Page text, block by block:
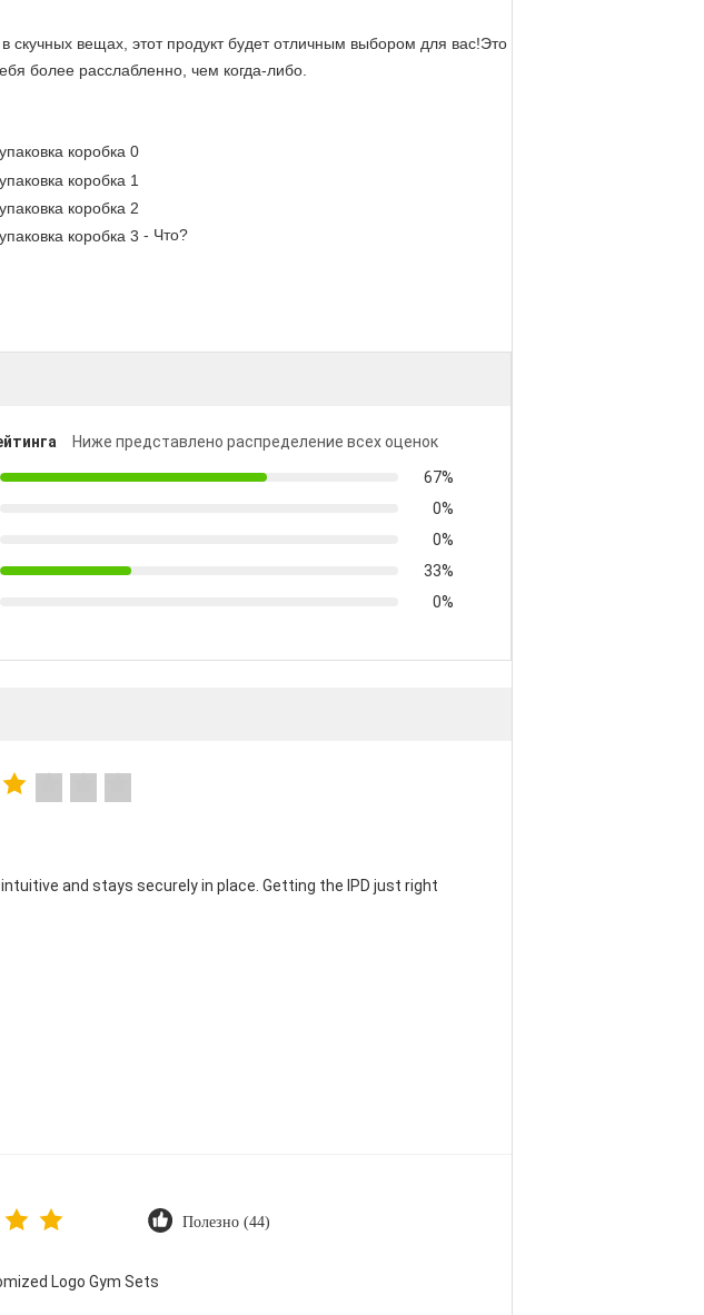
скучных вещах, этот продукт будет отличным выбором для вас!Это
более расслабленно, чем когда-либо.
- Что?
Ниже представлено распределение всех оценок
67%
0%
0%
33%
0%
and stays securely in place. Getting the IPD just right
Полезно (44)
Logo Gym Sets